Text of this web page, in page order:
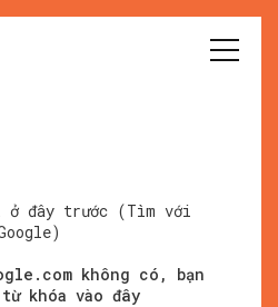
ở đây trước (Tìm với
không có, bạn
khóa vào đây